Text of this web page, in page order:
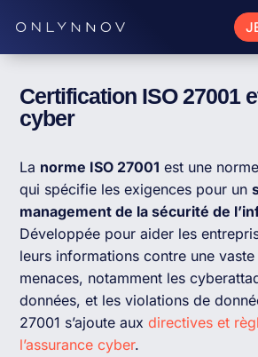
Certification ISO 27001
cyber
La norme ISO 27001 est une
qui spécifie les exigences pour un
management de la sécurité de
Développée pour aider les
leurs informations contre une
menaces, notamment les
données, et les violations de
27001 s’ajoute auxdirectives et
l’assurance cyber.